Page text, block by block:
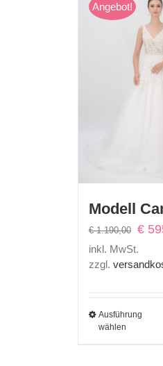
Angebot!
Modell
€1.190,00 €
inkl. MwSt.
zzgl.
Ausführung
wählen